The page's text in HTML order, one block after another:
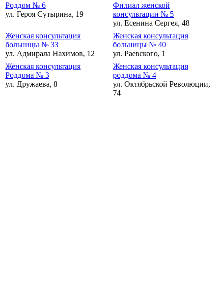
Роддом № 6
ул. Героя Сутырина, 19
Филиал женской
консультации № 5
ул. Есенина Сергея, 48
Женская консультация
больницы № 33
ул. Адмирала Нахимов, 12
Женская консультация
больницы № 40
ул. Раевского, 1
Женская консультация
Роддома № 3
ул. Дружаева, 8
Женская консультация
роддома № 4
ул. Октябрьской Революции,
74